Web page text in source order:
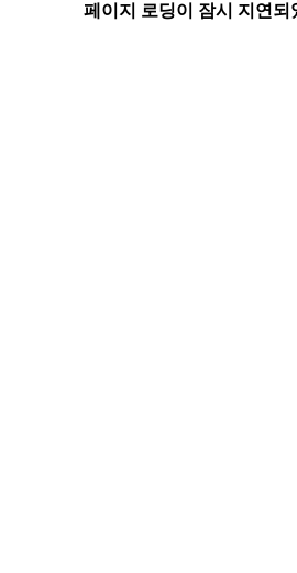
페이지 로딩이 잠시 지연